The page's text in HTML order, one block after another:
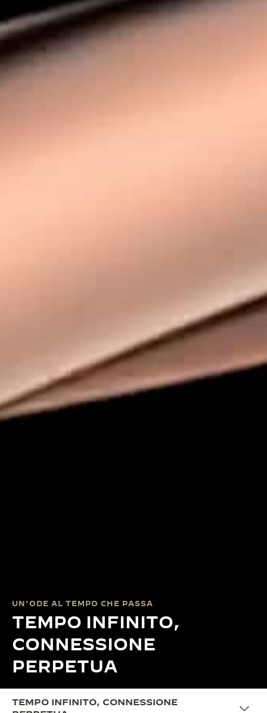
UN’ODE AL TEMPO CHE PASSA
TEMPO INFINITO,
CONNESSIONE
PERPETUA
TEMPO INFINITO, CONNESSIONE